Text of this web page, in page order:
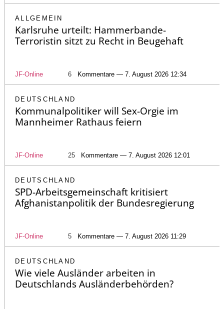
ALLGEMEIN
Karlsruhe urteilt: Hammerbande-
Terroristin sitzt zu Recht in Beugehaft
JF-Online 6 Kommentare — 7. August 2026 12:34
DEUTSCHLAND
Kommunalpolitiker will Sex-Orgie im
Mannheimer Rathaus feiern
JF-Online 25 Kommentare — 7. August 2026 12:01
DEUTSCHLAND
SPD-Arbeitsgemeinschaft kritisiert
Afghanistanpolitik der Bundesregierung
JF-Online 5 Kommentare — 7. August 2026 11:29
DEUTSCHLAND
Wie viele Ausländer arbeiten in
Deutschlands Ausländerbehörden?